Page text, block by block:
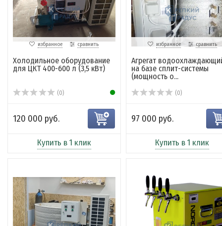
избранное сравнить
Холодильное оборудование
для ЦКТ 400-600 л (3,5 кВт)
(0)
120 000 руб.
Купить в 1 клик
избранное сравнить
Агрегат
на базе сплит-системы
(мощность о...
(0)
97 000 руб.
Купить в 1 клик